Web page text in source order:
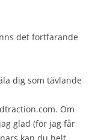
det fortfarande
dig som tävlande
Om
glad (för jag får